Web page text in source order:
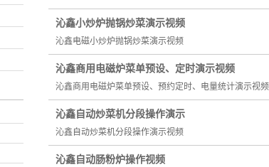
沁鑫小炒炉抛锅炒菜演示视频
沁鑫电磁小炒炉抛锅炒菜演示视频
​沁鑫商用电磁炉菜单预设、定时演示视频
沁鑫商用电磁炉菜单预设、预约定时、电量统计演示视频
沁鑫自动炒菜机分段操作演示
沁鑫自动炒菜机分段操作演示视频
沁鑫自动肠粉炉操作视频